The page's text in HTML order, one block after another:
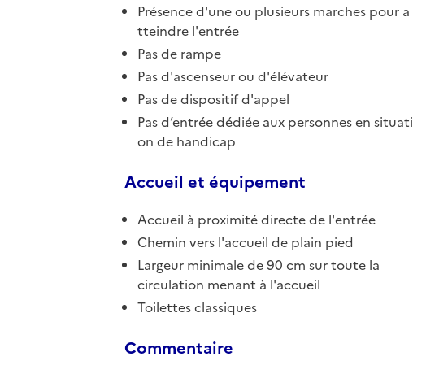
Présence d'une ou plusieurs marches pour a
tteindre l'entrée
Pas de rampe
Pas d'ascenseur ou d'élévateur
Pas de dispositif d'appel
Pas d’entrée dédiée aux personnes en situati
on de handicap
Accueil et équipement
Accueil à proximité directe de l'entrée
Chemin vers l'accueil de plain pied
Largeur minimale de 90 cm sur toute la
circulation menant à l'accueil
Toilettes classiques
Commentaire